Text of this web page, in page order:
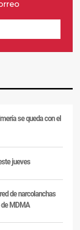
se queda con el
jueves
de narcolanchas
MDMA